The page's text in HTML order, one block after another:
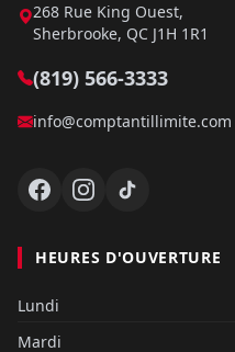
268 Rue King Ouest,
Sherbrooke, QC J1H 1R1
(819) 566-3333
info@comptantillimite.com
HEURES D'OUVERTURE
Lundi
Mardi